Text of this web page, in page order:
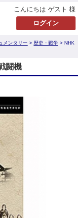
こんにちは ゲスト 様
メンタリー > 歴史・戦争 > NHK
闘機